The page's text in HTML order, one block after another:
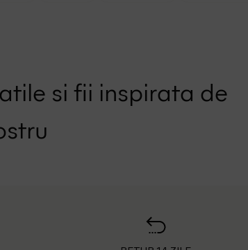
si fii inspirata de